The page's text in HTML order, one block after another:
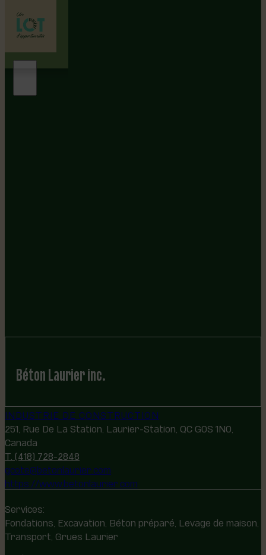
Béton Laurier inc.
INDUSTRIE DE CONSTRUCTION
251, Rue De La Station, Laurier-Station, QC G0S 1N0,
Canada
T. (418) 728-2848
gcote@betonlaurier.com
https://www.betonlaurier.com
Services:
Fondations, Excavation, Béton préparé, Levage de maison,
Transport, Grues Laurier